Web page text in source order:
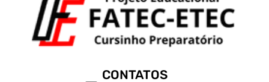
CONTATOS